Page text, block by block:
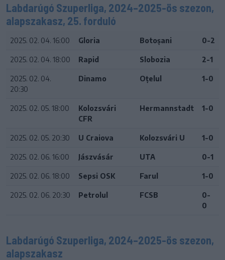
Labdarúgó Szuperliga, 2024–2025-ös szezon,
alapszakasz, 25. forduló
2025. 02. 04. 16:00 Gloria Botoșani 0-2
2025. 02. 04. 18:00 Rapid Slobozia 2-1
2025. 02. 04.
20:30
Dinamo Oțelul 1-0
2025. 02. 05. 18:00
Kolozsvári
CFR
Hermannstadt 1-0
2025. 02. 05. 20:30 U Craiova Kolozsvári U 1-0
2025. 02. 06. 16:00 Jászvásár UTA 0-1
2025. 02. 06. 18:00 Sepsi OSK Farul 1-0
2025. 02. 06. 20:30 Petrolul FCSB
0-
0
Labdarúgó Szuperliga, 2024–2025-ös szezon,
alapszakasz